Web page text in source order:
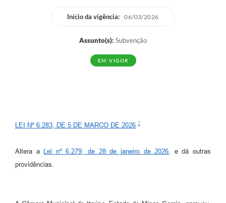
Início da vigência: 06/03/2026
Assunto(s): Subvenção
EM VIGOR
LEI Nº 6.283, DE 5 DE MARÇO DE 2026
Altera a Lei nº 6.279, de 28 de janeiro de 2026, e dá outras
providências.